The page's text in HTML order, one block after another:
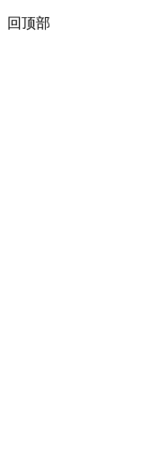
回顶部